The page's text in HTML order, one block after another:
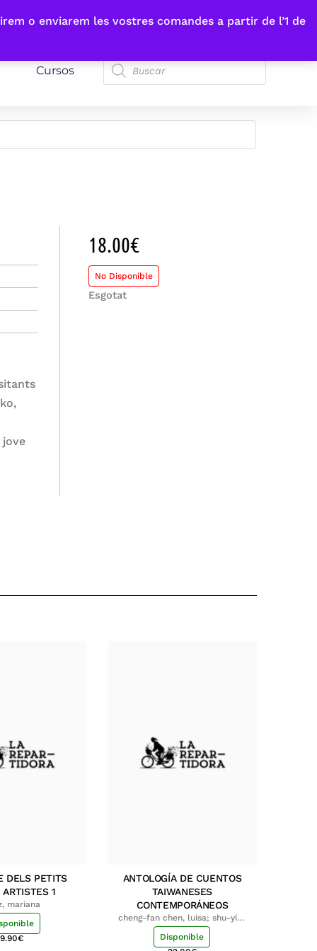
o enviarem les vostres comandes a partir de l’1 de
Cursos
jove
18.00€
No Disponible
Esgotat
DELS PETITS
ARTISTES 1
mariana
9.90€
ANTOLOGÍA DE CUENTOS
TAIWANESES
CONTEMPORÁNEOS
cheng-fan chen, luisa; shu-ying
chang, luisa
Disponible